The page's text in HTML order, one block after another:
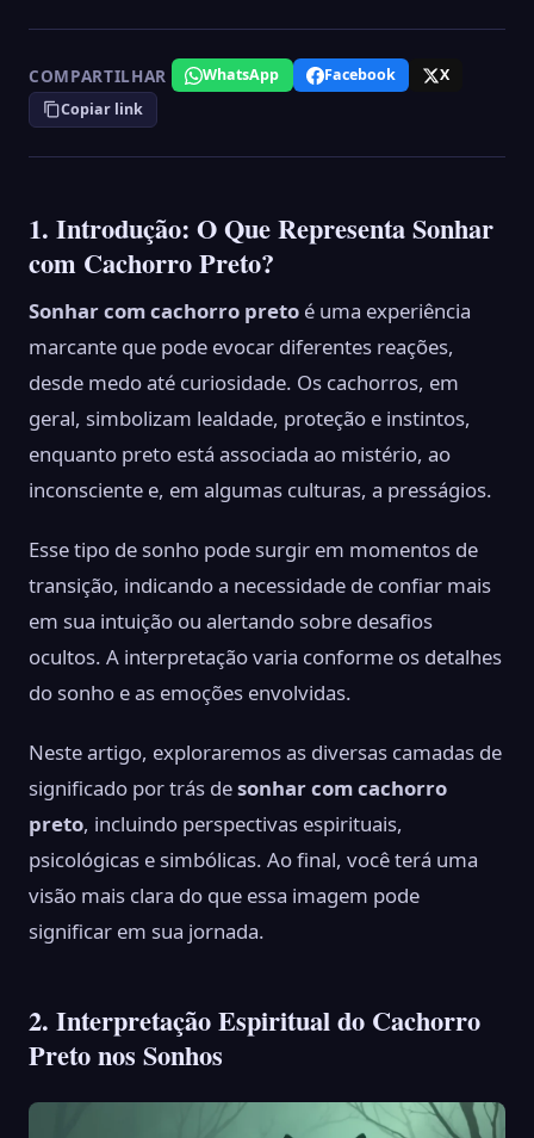
COMPARTILHAR WhatsApp Facebook
X
Copiar link
1. Introdução: O Que Representa Sonhar
com Cachorro Preto?
Sonhar com cachorro preto é uma experiência
marcante que pode evocar diferentes reações,
desde medo até curiosidade. Os cachorros, em
geral, simbolizam lealdade, proteção e instintos,
enquanto preto está associada ao mistério, ao
inconsciente e, em algumas culturas, a presságios.
Esse tipo de sonho pode surgir em momentos de
transição, indicando a necessidade de confiar mais
em sua intuição ou alertando sobre desafios
ocultos. A interpretação varia conforme os detalhes
do sonho e as emoções envolvidas.
Neste artigo, exploraremos as diversas camadas de
significado por trás desonhar com cachorro
preto, incluindo perspectivas espirituais,
psicológicas e simbólicas. Ao final, você terá uma
visão mais clara do que essa imagem pode
significar em sua jornada.
2. Interpretação Espiritual do Cachorro
Preto nos Sonhos